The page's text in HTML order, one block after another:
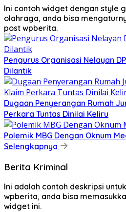
Ini contoh widget dengan style
olahraga, anda bisa
post wpberita.
Pengurus Organisasi Nelayan
Dilantik
Dugaan Penyerangan Rumah
Perkara Tuntas Dinilai Keliru
Polemik MBG Dengan Oknum
Selengkapnya
Berita Kriminal
Ini adalah contoh deskripsi
wpberita, anda bisa
widget ini.